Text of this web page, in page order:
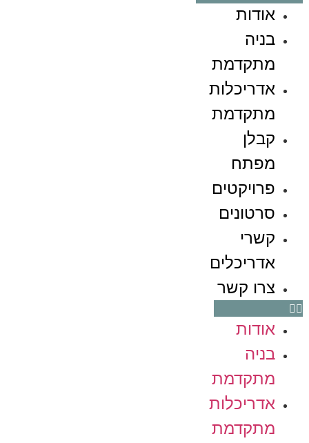
אודות
בניה
מתקדמת
אדריכלות
מתקדמת
קבלן
מפתח
פרויקטים
סרטונים
קשרי
אדריכלים
צרו קשר
אודות
בניה
מתקדמת
אדריכלות
מתקדמת